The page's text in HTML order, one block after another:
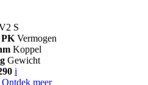
S
PK Vermogen
Koppel
Gewicht
i
Ontdek meer